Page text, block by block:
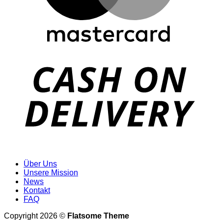
Über Uns
Unsere Mission
News
Kontakt
FAQ
Copyright 2026 © Flatsome Theme